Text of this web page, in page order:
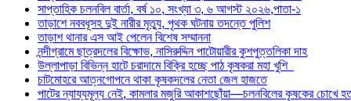
সাপ্তাহিক চলনবিল বার্তা, বর্ষ ১০, সংখ্যা ৩, ৬ আগস্ট ২০২৬,পাতা-১
তাড়াশে নববধূসহ দুই নারীর মৃত্যু, পৃথক ঘটনায় তদন্তে পুলিশ
তাড়াশ থানার এস আই পেলেন বিশেষ সম্মাননা
নন্দীগ্রামে ছাত্রদলের বিক্ষোভ, নাসিরুদ্দিন পাটোয়ারীর কুশপুত্তলিকা দাহ
উল্লাপাড়া বিভিন্ন হাটে চরাদামে বিক্রি হচ্ছে পাঠ কৃষকরা মহা খুশি
চাটমোহরে আত্নগোপনে থাকা কৃষকদলের নেতা জেল হাজতে
পাটের ন্যায্যমূল্য নেই, কামলার মজুরি আকাশছোঁয়া—চলনবিলের কৃষকের চোখে